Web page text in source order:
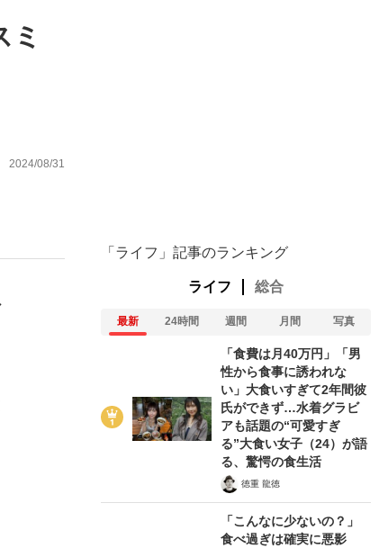
ミ
2024/08/31
「ライフ」記事のランキング
ライフ 総合
最新 24時間 週間 月間 写真
「食費は月40万円」「男
性から食事に誘われな
い」大食いすぎて2年間彼
氏ができず…水着グラビ
アも話題の“可愛すぎ
る”大食い女子（24）が語
る、驚愕の食生活
徳重 龍徳
「こんなに少ないの？」
食べ過ぎは確実に悪影